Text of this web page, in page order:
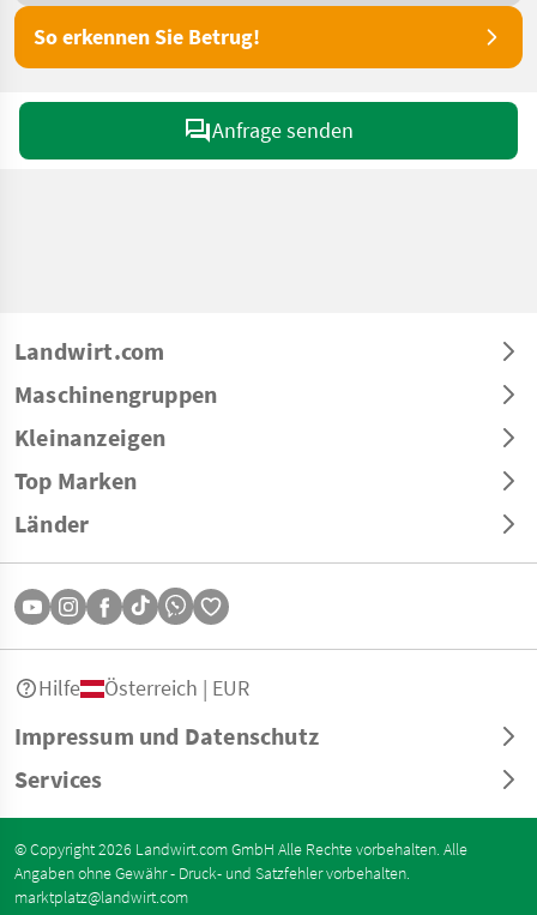
So erkennen Sie Betrug!
Anfrage senden
Landwirt.com
Maschinengruppen
Kleinanzeigen
Top Marken
Länder
Impressum und Datenschutz
Services
Hilfe Österreich | EUR
© Copyright 2026 Landwirt.com GmbH Alle Rechte vorbehalten. Alle
Angaben ohne Gewähr - Druck- und Satzfehler vorbehalten.
marktplatz@landwirt.com